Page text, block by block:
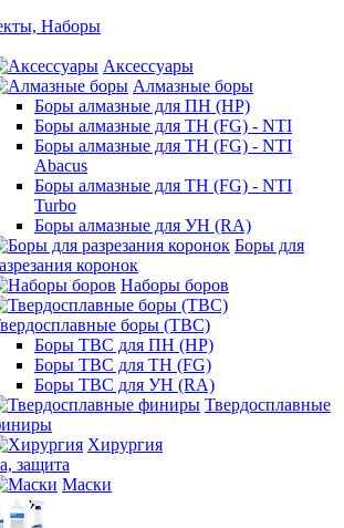
Наборы
Аксессуары
Алмазные боры
Боры алмазные для ПН (HP)
Боры алмазные для ТН (FG) - NTI
Боры алмазные для ТН (FG) - NTI
Abacus
Боры алмазные для ТН (FG) - NTI
Turbo
Боры алмазные для УН (RA)
Боры для
коронок
Наборы боров
боры (ТВС)
Боры ТВС для ПН (HP)
Боры ТВС для ТН (FG)
Боры ТВС для УН (RA)
Твердосплавные
Хирургия
защита
Маски